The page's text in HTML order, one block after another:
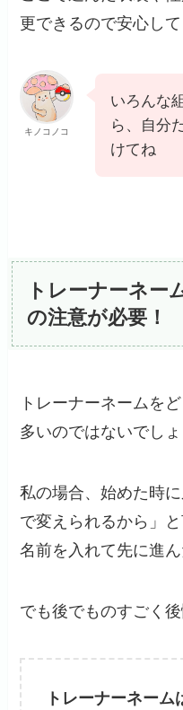
更できるので安心して
キノコノコ
いろんな
ら、自分
けてね
トレーナーネー
の注意が必要！
トレーナーネームを
多いのではないでしょ
私の場合、始めた時
で変えられるから」
名前を入れて先に進ん
でも後でものすごく後
トレーナーネー